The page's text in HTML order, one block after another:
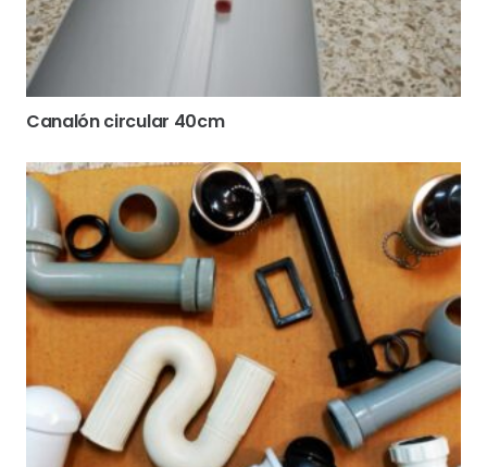
Canalón circular 40cm